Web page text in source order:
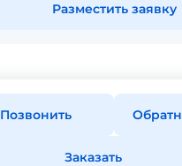
Разместить заявку
Позвонить
Заказать